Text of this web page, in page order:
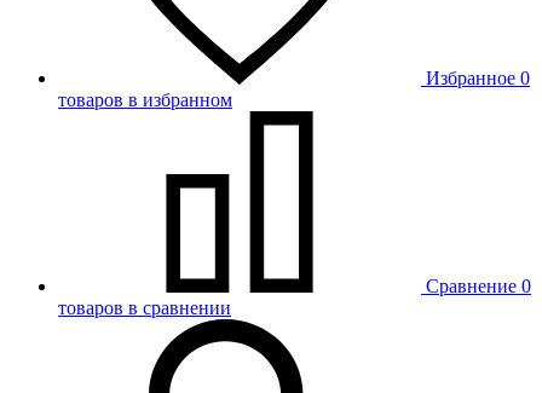
Избранное 0
товаров в избранном
Сравнение 0
товаров в сравнении